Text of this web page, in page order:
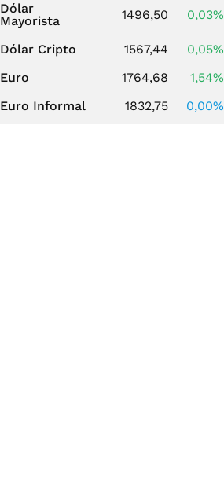
Dólar
Mayorista
1496,50 0,03%
Dólar Cripto 1567,44
0,05%
Euro
1764,68
1,54%
Euro Informal
1832,75 0,00%